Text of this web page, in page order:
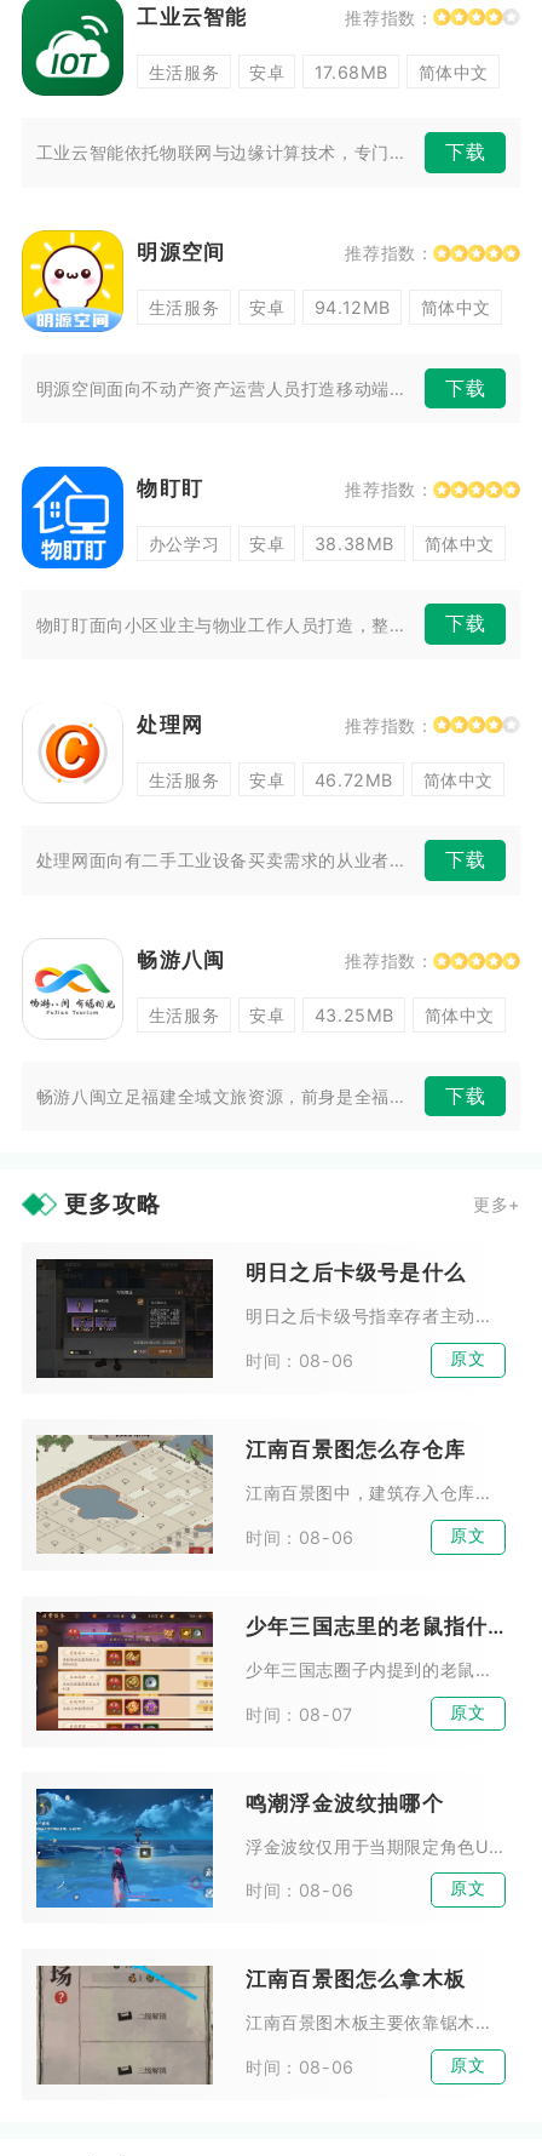
工业云智能 推荐指数：
生活服务 安卓 17.68MB 简体中文
工业云智能依托物联网与边缘计算技术，专门解决工厂设备管控难、能耗统计模... 下载
明源空间 推荐指数：
生活服务 安卓 94.12MB 简体中文
明源空间面向不动产资产运营人员打造移动端管理工具，适配写字楼、产业园区... 下载
物盯盯 推荐指数：
办公学习 安卓 38.38MB 简体中文
物盯盯面向小区业主与物业工作人员打造，整合社区智能设备与日常物业服务，... 下载
处理网 推荐指数：
生活服务 安卓 46.72MB 简体中文
处理网面向有二手工业设备买卖需求的从业者，搭建线上信息对接渠道。平台汇... 下载
畅游八闽 推荐指数：
生活服务 安卓 43.25MB 简体中文
畅游八闽立足福建全域文旅资源，前身是全福游APP，面向本地居民与省外游... 下载
更多攻略 更多+
明日之后卡级号是什么
明日之后卡级号指幸存者主动控制庄园等级、三项熟练度不再向上突破，长期停留在指定等级区间培养战力的特殊账号。这类账号核心思路是避开不断升级带来的养成内卷，在固定等级分段持续...
时间：08-06 原文
江南百景图怎么存仓库
江南百景图中，建筑存入仓库需要长按城内已摆放建筑，调出布局工具栏，点击存放图标收纳至营造界面的“已存”栏目，农林产出资源则会自动存入对应城市实体仓库，两类存储相互独立，不...
时间：08-06 原文
少年三国志里的老鼠指什么
少年三国志圈子内提到的老鼠，指代琉金战宠财神·鼠来宝，是玩家社群长期沿用的简化俗称，很多交流场景会直接省略全名，只用老鼠代称这只战宠。不少新手看到社群讨论阵容搭配、宠物比...
时间：08-07 原文
鸣潮浮金波纹抽哪个
浮金波纹仅用于当期限定角色UP池，资源有限时优先抽取当期体系核心五星主C，复刻辅助角色仅在队伍存在明显短板时投入，四星角色无需消耗浮金波纹刻意抽取，依靠卡池附赠产出即可补...
时间：08-06 原文
江南百景图怎么拿木板
江南百景图木板主要依靠锯木厂加工原木稳定量产，搭配探险采集、任务奖励、跨州府物资运输、限时活动兑换四种途径综合获取，合理搭配建筑布局与特殊人物天赋可大幅提升木板整体产出效...
时间：08-06 原文